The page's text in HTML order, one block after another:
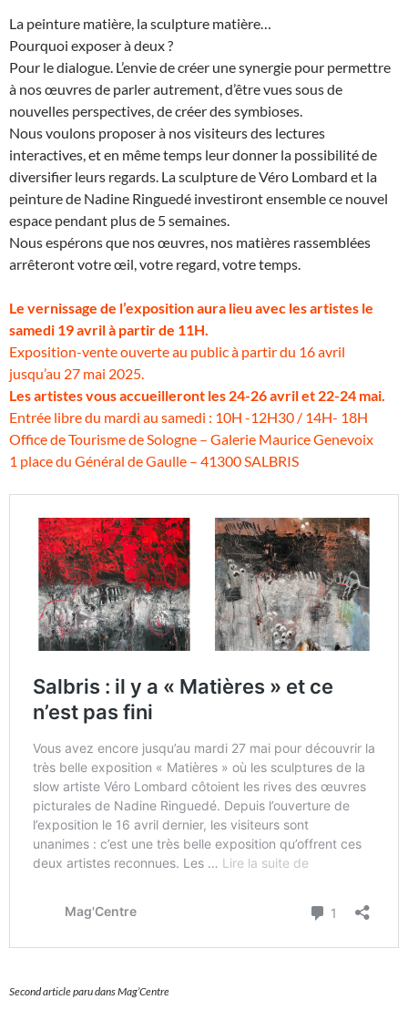
La peinture matière, la sculpture matière…
Pourquoi exposer à deux ?
Pour le dialogue. L’envie de créer une synergie pour permettre
à nos œuvres de parler autrement, d’être vues sous de
nouvelles perspectives, de créer des symbioses.
Nous voulons proposer à nos visiteurs des lectures
interactives, et en même temps leur donner la possibilité de
diversifier leurs regards. La sculpture de Véro Lombard et la
peinture de Nadine Ringuedé investiront ensemble ce nouvel
espace pendant plus de 5 semaines.
Nous espérons que nos œuvres, nos matières rassemblées
arrêteront votre œil, votre regard, votre temps.
Le vernissage de l’exposition aura lieu avec les artistes le
samedi 19 avril à partir de 11H.
Exposition-vente ouverte au public à partir du 16 avril
jusqu’au 27 mai 2025.
Les artistes vous accueilleront les 24-26 avril et 22-24 mai.
Entrée libre du mardi au samedi : 10H -12H30 / 14H- 18H
Office de Tourisme de Sologne – Galerie Maurice Genevoix
1 place du Général de Gaulle – 41300 SALBRIS
Second article paru dans Mag’Centre